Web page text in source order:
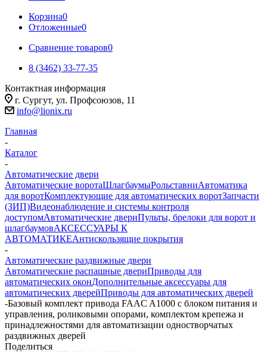
Корзина0
Отложенные0
Сравнение товаров0
8 (3462) 33-77-35
Контактная информация
г. Сургут, ул. Профсоюзов, 11
info@lionix.ru
Главная
-
Каталог
-
Автоматические двери
Автоматические воротаШлагбаумыРольставниАвтоматика
для воротКомплектующие для автоматических воротЗапчасти
(ЗИП)Видеонаблюдение и системы контроля
доступомАвтоматические двериПульты, брелоки для ворот и
шлагбаумовАКСЕССУАРЫ К
АВТОМАТИКЕАнтискользящие покрытия
-
Автоматические раздвижные двери
Автоматические распашные двериПриводы для
автоматических оконДополнительные аксессуары для
автоматических дверейПриводы для автоматических дверей
-Базовый комплект привода FAAC A1000 с блоком питания и
управления, роликовыми опорами, комплектом крепежа и
принадлежностями для автоматизации одностворчатых
раздвижных дверей
Поделиться